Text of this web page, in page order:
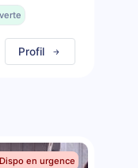
Profil
en urgence